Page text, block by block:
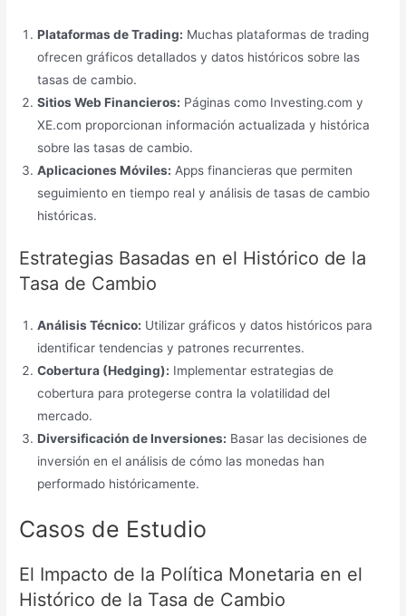
Plataformas de Trading: Muchas plataformas de trading
ofrecen gráficos detallados y datos históricos sobre las
tasas de cambio.
Sitios Web Financieros: Páginas como Investing.com y
XE.com proporcionan información actualizada y histórica
sobre las tasas de cambio.
Aplicaciones Móviles: Apps financieras que permiten
seguimiento en tiempo real y análisis de tasas de cambio
históricas.
Estrategias Basadas en el Histórico de la
Tasa de Cambio
Análisis Técnico: Utilizar gráficos y datos históricos para
identificar tendencias y patrones recurrentes.
Cobertura (Hedging): Implementar estrategias de
cobertura para protegerse contra la volatilidad del
mercado.
Diversificación de Inversiones: Basar las decisiones de
inversión en el análisis de cómo las monedas han
performado históricamente.
Casos de Estudio
El Impacto de la Política Monetaria en el
Histórico de la Tasa de Cambio